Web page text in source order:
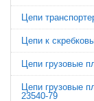
Цепи
Цепи к
Цепи грузовые
Цепи грузовые
23540-79